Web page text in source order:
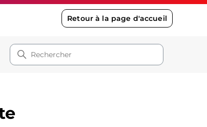
Retour à la page d'accueil